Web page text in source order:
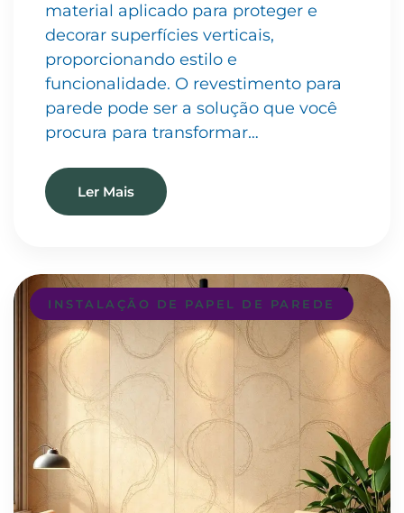
material aplicado para proteger e
decorar superfícies verticais,
proporcionando estilo e
funcionalidade. O revestimento para
parede pode ser a solução que você
procura para transformar…
Ler Mais
INSTALAÇÃO DE PAPEL DE PAREDE